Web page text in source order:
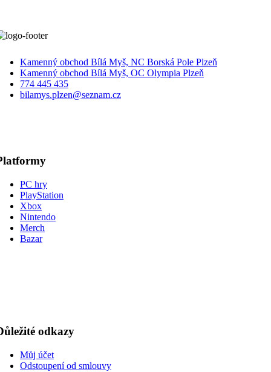
Kamenný obchod Bílá Myš, NC Borská Pole Plzeň
Kamenný obchod Bílá Myš, OC Olympia Plzeň
774 445 435
bilamys.plzen@seznam.cz
PC hry
PlayStation
Xbox
Nintendo
Merch
Bazar
odkazy
Můj účet
Odstoupení od smlouvy